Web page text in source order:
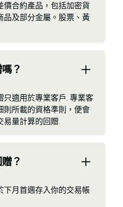
價合約產品，包括加密貨
品及部分金屬。股票、黃
？
只適用於專業客戶. 專業客
則所載的資格準則，便會
易量計算的回贈.
？
下月首週存入你的交易帳